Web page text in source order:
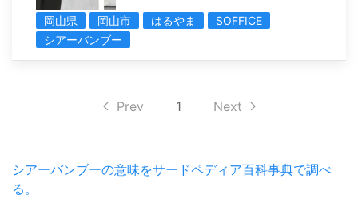
岡山県 岡山市 はるやま
SOFFICE
シアーバンブー
Prev 1 Next
シアーバンブーの意味をサードペディア百科事典で調べ
る。